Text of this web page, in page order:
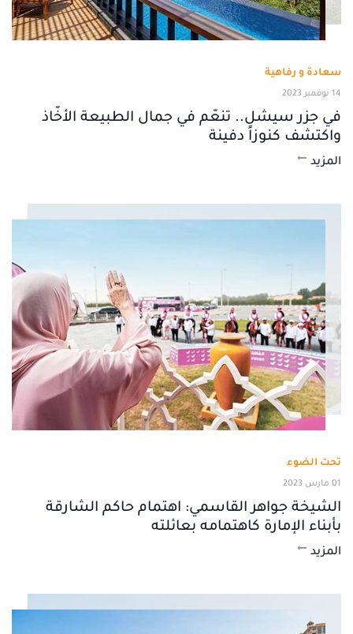
سعادة و رفاهية
14 نوفمبر 2023
في جزر سيشل.. تنعّم في جمال الطبيعة الأخّاذ
واكتشف كنوزاً دفينة
المزيد
تحت الضوء
01 مارس 2023
الشيخة جواهر القاسمي: اهتمام حاكم الشارقة
بأبناء الإمارة كاهتمامه بعائلته
المزيد